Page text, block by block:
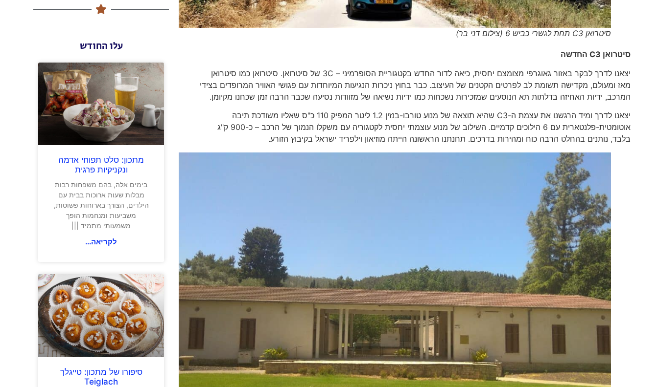
סיטרואן C3 תחת לגשרי כביש 6 (צילום דני בר)
סיטרואן
החדשה
יצאנו לדרך לבקר באזור גאוגרפי מצומצם יחסית, כיאה לדור החדש בקטגוריית הסופרמיני – 3C של סיטרואן. סיטרואן כמו סיטרואן
מאז ומעולם, מקדישה תשומת לב לפרטים הקטנים של העיצוב. כבר בחוץ ניכרות הנגיעות המיוחדות עם פגושי האוויר המרופדים בצידי
המרכב, ידיות האחיזה בדלתות תא הנוסעים שמזכירות נשכחות כמו ידיות נשיאה של מזוודות נסיעה שכבר הרבה זמן שכחנו מקיומן.
יצאנו לדרך ומיד הרגשנו את עצמת ה-C3 שהיא תוצאה של מנוע טורבו-בנזין 1.2 ליטר המפיק 110 כ"ס שאליו משודכת תיבה
אוטומטית-פלנטארית עם 6 הילוכים קדמיים. השילוב של מנוע עוצמתי יחסית לקטגוריה עם משקלו הנמוך של הרכב – כ-900 ק"ג
בלבד, נותנים בהחלט הרבה כוח ומהירות בדרכים. תחנתנו הראשונה הייתה מוזיאון וילפריד ישראל בקיבוץ הזורע.
עלו החודש
מתכון: סלט תפוחי אדמה
ונקניקיות פרגית
בימים אלה, בהם משפחות רבות
מבלות שעות ארוכות בבית עם
הילדים, הצורך בארוחות פשוטות,
משביעות ומנחמות הופך
משמעותי מתמיד |||
לקריאה...
סיפורו של מתכון: טייגלך
Teiglach